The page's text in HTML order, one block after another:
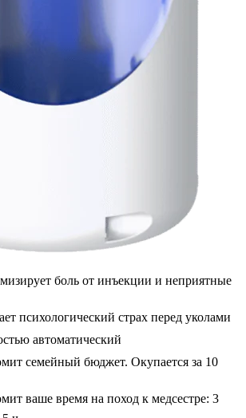
боль от инъекции и неприятные
психологический страх перед уколами
автоматический
семейный бюджет. Окупается за 10
ваше время на поход к медсестре: 3